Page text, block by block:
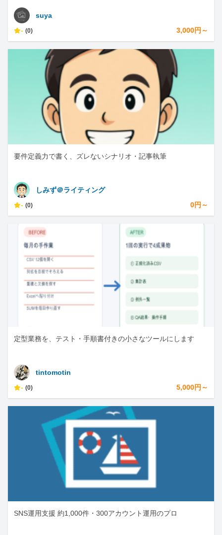
suya
- (0) 3,000円～
要件定義力で書く、ズレないシナリオ・記事執筆
しみず＠ライティング
- (0) 0円～
定型業務を、テスト・手順書付きの小さなツールにします
tintomotin
- (0) 5,000円～
SNS運用支援 約1,000件・300アカウント運用のプロ